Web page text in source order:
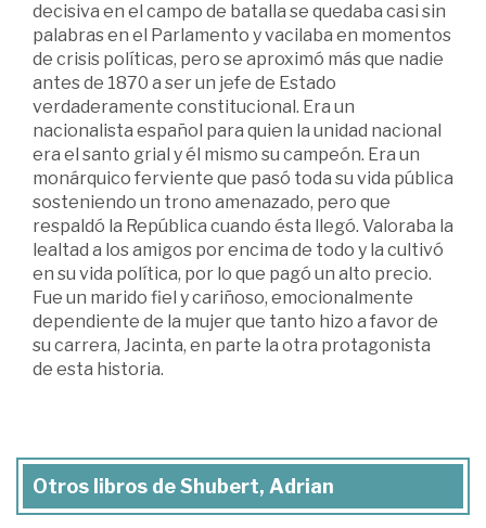
decisiva en el campo de batalla se quedaba casi sin
palabras en el Parlamento y vacilaba en momentos
de crisis políticas, pero se aproximó más que nadie
antes de 1870 a ser un jefe de Estado
verdaderamente constitucional. Era un
nacionalista español para quien la unidad nacional
era el santo grial y él mismo su campeón. Era un
monárquico ferviente que pasó toda su vida pública
sosteniendo un trono amenazado, pero que
respaldó la República cuando ésta llegó. Valoraba la
lealtad a los amigos por encima de todo y la cultivó
en su vida política, por lo que pagó un alto precio.
Fue un marido fiel y cariñoso, emocionalmente
dependiente de la mujer que tanto hizo a favor de
su carrera, Jacinta, en parte la otra protagonista
de esta historia.
Otros libros de Shubert, Adrian